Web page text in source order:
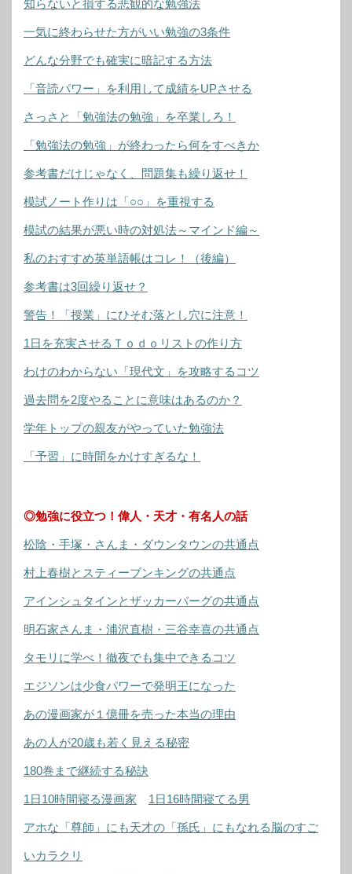
知らないと損する悲観的な勉強法
一気に終わらせた方がいい勉強の3条件
どんな分野でも確実に暗記する方法
「音読パワー」を利用して成績をUPさせる
さっさと「勉強法の勉強」を卒業しろ！
「勉強法の勉強」が終わったら何をすべきか
参考書だけじゃなく、問題集も繰り返せ！
模試ノート作りは「○○」を重視する
模試の結果が悪い時の対処法～マインド編～
私のおすすめ英単語帳はコレ！（後編）
参考書は3回繰り返せ？
警告！「授業」にひそむ落とし穴に注意！
1日を充実させるＴｏｄｏリストの作り方
わけのわからない「現代文」を攻略するコツ
過去問を2度やることに意味はあるのか？
学年トップの親友がやっていた勉強法
「予習」に時間をかけすぎるな！
◎勉強に役立つ！偉人・天才・有名人の話
松陰・手塚・さんま・ダウンタウンの共通点
村上春樹とスティーブンキングの共通点
アインシュタインとザッカーバーグの共通点
明石家さんま・浦沢直樹・三谷幸喜の共通点
タモリに学べ！徹夜でも集中できるコツ
エジソンは少食パワーで発明王になった
あの漫画家が１億冊を売った本当の理由
あの人が20歳も若く見える秘密
180巻まで継続する秘訣
1日10時間寝る漫画家 1日16時間寝てる男
アホな「尊師」にも天才の「孫氏」にもなれる脳のすご
いカラクリ